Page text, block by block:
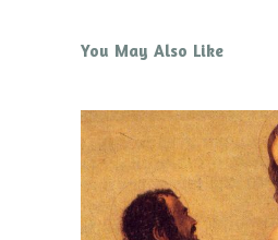
You May Also Like